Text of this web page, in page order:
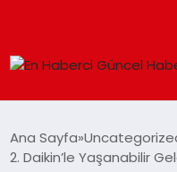
Ana Sayfa
2. Daikin’le Yaşanabilir